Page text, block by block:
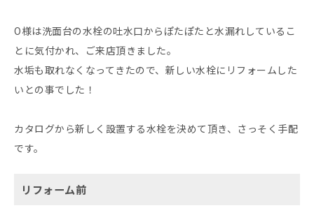
O様は洗面台の水栓の吐水口からぽたぽたと水漏れしているこ
とに気付かれ、ご来店頂きました。
水垢も取れなくなってきたので、新しい水栓にリフォームした
いとの事でした！
カタログから新しく設置する水栓を決めて頂き、さっそく手配
です。
リフォーム前